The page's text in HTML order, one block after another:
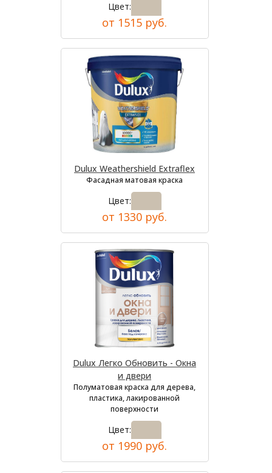
Цвет:
от 1515 руб.
Dulux Weathershield Extraflex
Фасадная матовая краска
Цвет:
от 1330 руб.
Dulux Легко Обновить - Окна
и двери
Полуматовая краска для дерева,
пластика, лакированной
поверхности
Цвет:
от 1990 руб.